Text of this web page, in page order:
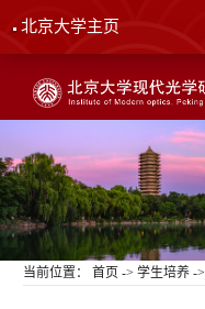
北京大学主页
当前位置： 首页 -> 学生培养->